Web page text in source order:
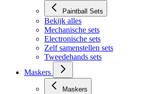
Paintball Sets
Bekijk alles
Mechanische sets
Electronische sets
Zelf samenstellen sets
Tweedehands sets
Maskers
Maskers